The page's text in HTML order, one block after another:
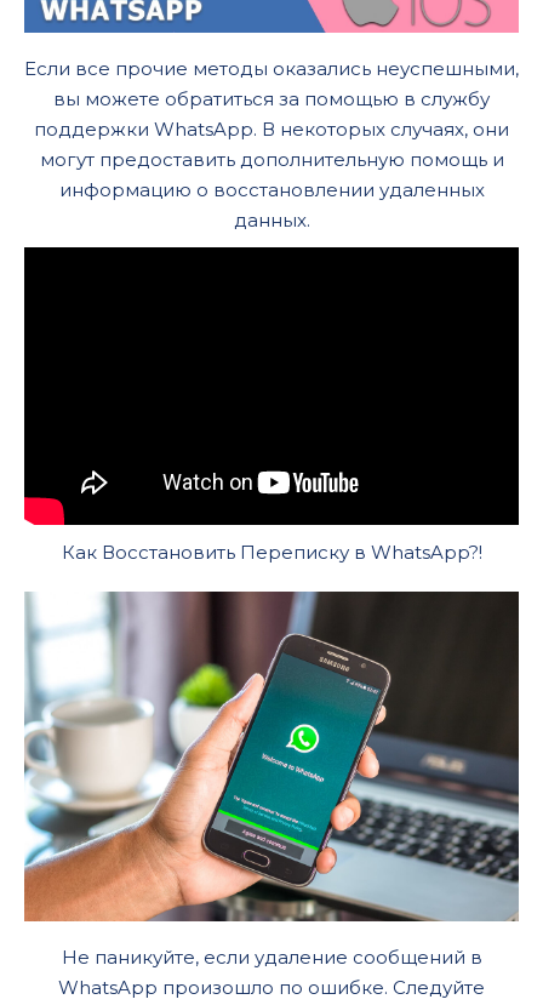
Если все прочие методы оказались неуспешными,
вы можете обратиться за помощью в службу
поддержки WhatsApp. В некоторых случаях, они
могут предоставить дополнительную помощь и
информацию о восстановлении удаленных
данных.
Как Восстановить Переписку в WhatsApp?!
Не паникуйте, если удаление сообщений в
WhatsApp произошло по ошибке. Следуйте